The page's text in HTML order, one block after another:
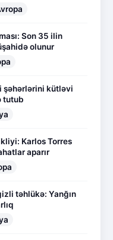
Son 35 ilin
olunur
şəhərlərini kütləvi
tutub
Karlos Torres
aparır
təhlükə: Yanğın